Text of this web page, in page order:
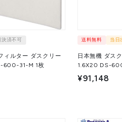
決済不可
ィルター ダスクリー
31-M 1枚
送料無料 当日
日本無機 ダス
¥91,148